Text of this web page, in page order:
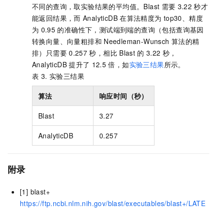
不同的查询，取实验结果的平均值。Blast 需要 3.22 秒才
能返回结果，而 AnalyticDB 在算法精度为 top30、精度
为 0.95 的准确性下，测试端到端的查询（包括查询基因
转换向量、向量粗排和 Needleman-Wunsch 算法的精
排）只需要 0.257 秒，相比 Blast 的 3.22 秒，
AnalyticDB 提升了 12.5 倍，如实验三结果所示。
表 3. 实验三结果
算法 响应时间（秒）
Blast 3.27
AnalyticDB 0.257
附录
[1] blast+
https://ftp.ncbi.nlm.nih.gov/blast/executables/blast+/LATE